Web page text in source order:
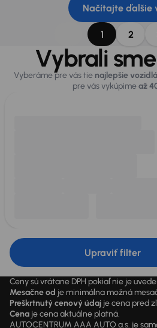
Načítajte ďalšie
1 2
Vybrali
Vyberáme pre vás tie najlepšie vozidlá
pre vás vykúpimeaž
Upraviť filter
Ceny sú vrátane DPH pokiaľ nie je
Mesačne od je minimálna možná
Preškrtnutý cenový údaj je cena pred
Cena je cena aktuálne platná.
AUTOCENTRUM AAA AUTO a.s. je